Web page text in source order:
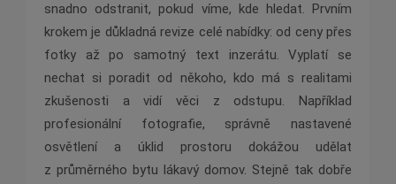
snadno odstranit, pokud víme, kde hledat. Prvním
krokem je důkladná revize celé nabídky: od ceny přes
fotky až po samotný text inzerátu. Vyplatí se
nechat si poradit od někoho, kdo má s realitami
zkušenosti a vidí věci z odstupu. Například
profesionální fotografie, správně nastavené
osvětlení a úklid prostoru dokážou udělat
z průměrného bytu lákavý domov. Stejně tak dobře